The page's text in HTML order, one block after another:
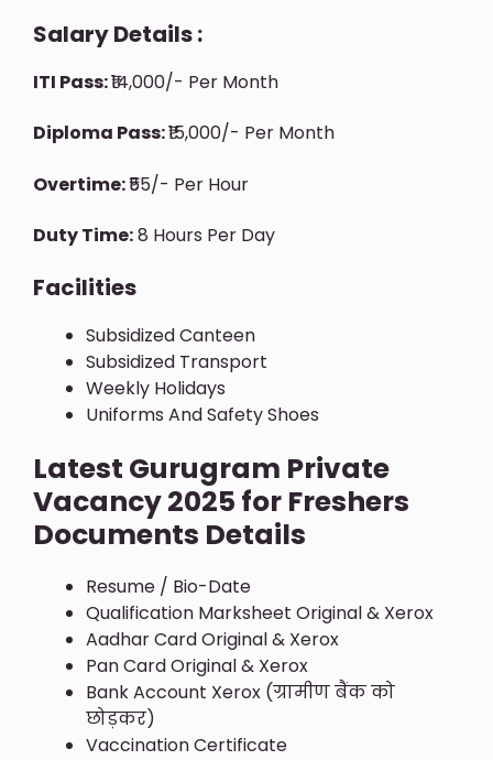
Salary Details :
ITI Pass:₹14,000/- Per Month
Diploma Pass:₹15,000/- Per Month
Overtime:₹55/- Per Hour
Duty Time:8 Hours Per Day
Facilities
Subsidized Canteen
Subsidized Transport
Weekly Holidays
Uniforms And Safety Shoes
Latest Gurugram Private
Vacancy 2025 for Freshers
Documents Details
Resume / Bio-Date
Qualification Marksheet Original & Xerox
Aadhar Card Original & Xerox
Pan Card Original & Xerox
Bank Account Xerox (ग्रामीण बैंक को
छोड़कर)
Vaccination Certificate